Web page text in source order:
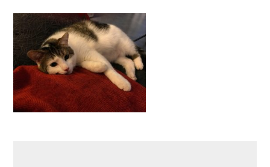
Naar
de
inhoud
springen